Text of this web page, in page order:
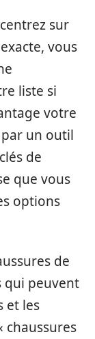
sur
vous
liste si
votre
un outil
de
que vous
options
de
qui peuvent
et les
chaussures